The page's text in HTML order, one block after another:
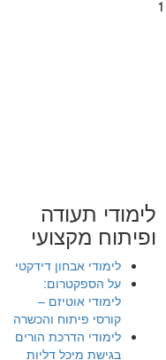
לימודי תעודה
ופיתוח מקצועי
לימודי אבחון דידקטי
על הספקטרום:
לימודי אוטיזם –
קורסי פיתוח והכשרה
לימודי הדרכת הורים
בגישת מיכל דליות